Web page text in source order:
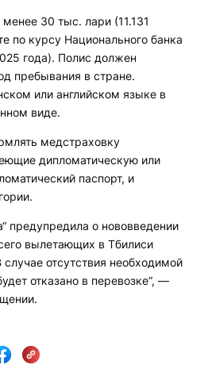
30 тыс. лари (11.131
по курсу Национального банка
года). Полис должен
пребывания в стране.
или английском языке в
виде.
медстраховку
дипломатическую или
паспорт, и
предупредила о нововведении
вылетающих в Тбилиси
отсутствия необходимой
отказано в перевозке“, —